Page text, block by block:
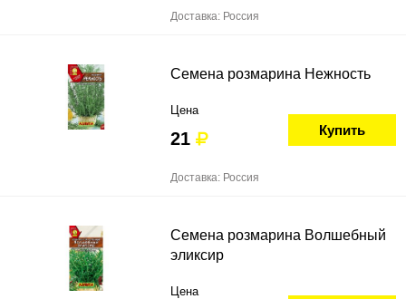
Доставка: Россия
Семена розмарина Нежность
Цена
21 Купить
Доставка: Россия
Семена розмарина Волшебный
эликсир
Цена